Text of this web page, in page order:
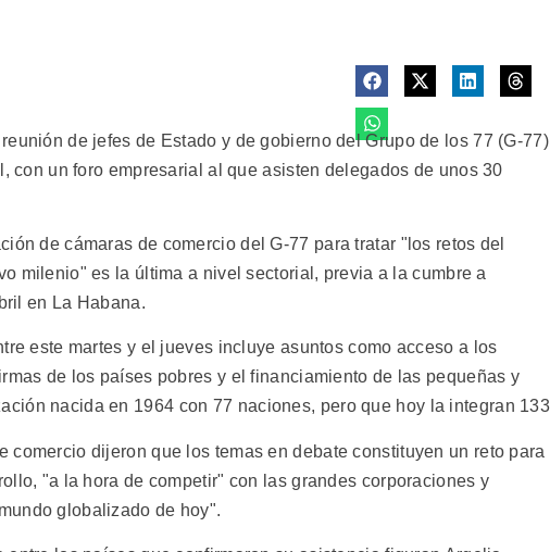
de jefes de Estado y de gobierno del Grupo de los 77 (G-77)
con un foro empresarial al que asisten delegados de unos 30
de cámaras de comercio del G-77 para tratar "los retos del
milenio" es la última a nivel sectorial, previa a la cumbre a
en La Habana.
este martes y el jueves incluye asuntos como acceso a los
de los países pobres y el financiamiento de las pequeñas y
nacida en 1964 con 77 naciones, pero que hoy la integran
comercio dijeron que los temas en debate constituyen un reto para
"a la hora de competir" con las grandes corporaciones y
globalizado de hoy".